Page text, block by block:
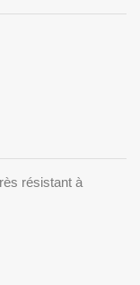
résistant à